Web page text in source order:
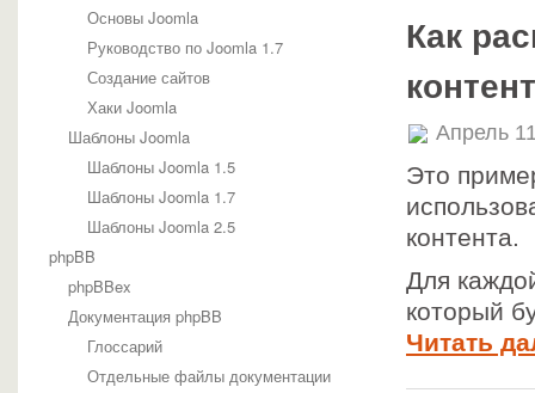
Основы Joomla
Руководство по Joomla 1.7
Создание сайтов
Хаки Joomla
Шаблоны Joomla
Шаблоны Joomla 1.5
Шаблоны Joomla 1.7
Шаблоны Joomla 2.5
phpBB
phpBBex
Документация phpBB
Глоссарий
Отдельные файлы документации
Как
Апрель
Это
контента.
Для
который
Читать